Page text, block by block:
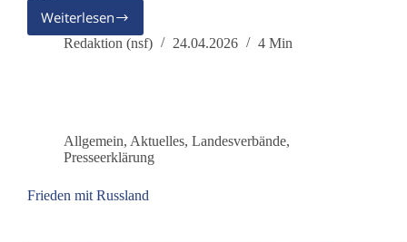
Weiterlesen
Der
Notstand
Redaktion (nsf) 24.04.2026 4 Min
Allgemein, Aktuelles, Landesverbände,
Presseerklärung
Frieden mit Russland